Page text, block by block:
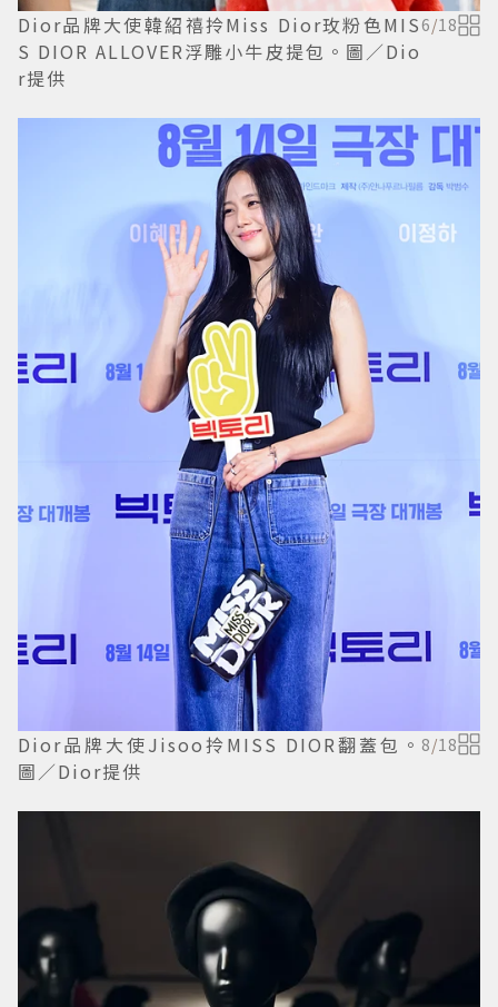
Dior品牌大使韓紹禧拎Miss Dior玫粉色MIS
S DIOR ALLOVER浮雕小牛皮提包。圖／Dio
r提供
6/18
Dior品牌大使Jisoo拎MISS DIOR翻蓋包。
圖／Dior提供
8/18